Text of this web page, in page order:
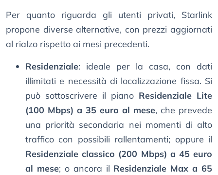
Per quanto riguarda gli utenti privati, Starlink
propone diverse alternative, con prezzi aggiornati
al rialzo rispetto ai mesi precedenti.
Residenziale: ideale per la casa, con dati
illimitati e necessità di localizzazione fissa. Si
può sottoscrivere il piano Residenziale Lite
(100 Mbps) a 35 euro al mese, che prevede
una priorità secondaria nei momenti di alto
traffico con possibili rallentamenti; oppure il
Residenziale classico (200 Mbps) a 45 euro
al mese; o ancora il Residenziale Max a 65